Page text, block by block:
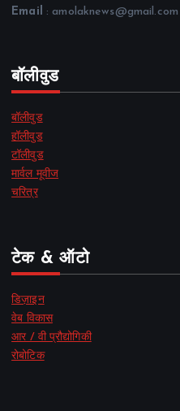
Email : amolaknews@gmail.com
बॉलीवुड
बॉलीवुड
हॉलीवुड
टॉलीवुड
मार्वल मूवीज
चरित्र
टेक & ऑटो
डिज़ाइन
वेब विकास
आर / वी प्रौद्योगिकी
रोबोटिक